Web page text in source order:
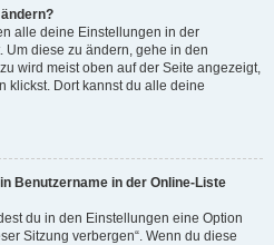
alle deine Einstellungen in der
Um diese zu ändern, gehe in den
wird meist oben auf der Seite angezeigt,
klickst. Dort kannst du alle deine
Benutzername in der Online-Liste
du in den Einstellungen eine Option
Sitzung verbergen“. Wenn du diese